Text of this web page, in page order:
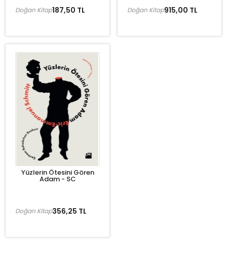
187,50 TL
Doğan Kitap 915,00 TL
Doğan Kitap
Yüzlerin Ötesini Gören
Adam - SC
356,25 TL
Doğan Kitap